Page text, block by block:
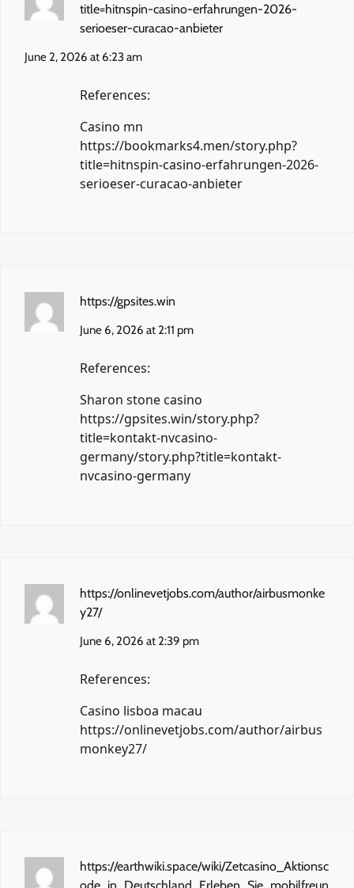
title=hitnspin-casino-erfahrungen-2026-
serioeser-curacao-anbieter
June 2, 2026 at 6:23 am
References:
Casino mn
https://bookmarks4.men/story.php?
title=hitnspin-casino-erfahrungen-2026-
serioeser-curacao-anbieter
https://gpsites.win
June 6, 2026 at 2:11 pm
References:
Sharon stone casino
https://gpsites.win/story.php?
title=kontakt-nvcasino-
germany/story.php?title=kontakt-
nvcasino-germany
https://onlinevetjobs.com/author/airbusmonke
y27/
June 6, 2026 at 2:39 pm
References:
Casino lisboa macau
https://onlinevetjobs.com/author/airbus
monkey27/
https://earthwiki.space/wiki/Zetcasino_Aktionsc
ode_in_Deutschland_Erleben_Sie_mobilfreun